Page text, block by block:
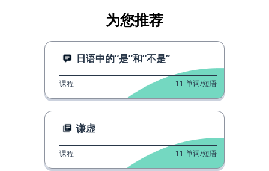
为您推荐
日语中的“是”和“不是”
课程 11 单词/短语
谦虚
课程 11 单词/短语